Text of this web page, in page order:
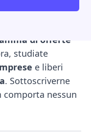
mercato come
imprese.
di offerte
studiate
e liberi
. Sottoscriverne
comporta nessun